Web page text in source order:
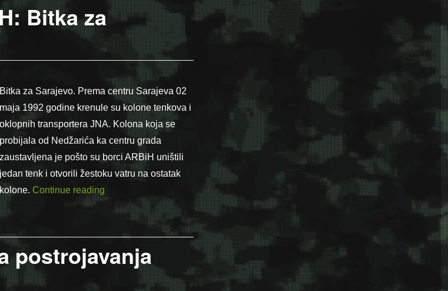
Bitka za
Bitka za Sarajevo. Prema centru Sarajeva 02
maja 1992 godine krenule su kolone tenkova i
oklopnih transportera JNA. Kolona koja se
probijala od Nedžarića ka centru grada
zaustavljena je pošto su borci ARBiH uništili
jedan tenk i otvorili žestoku vatru na ostatak
kolone. Continue reading“Video / Ratni 2. maj 1992. u BiH: Bitka za Sarajevo”
postrojavanja